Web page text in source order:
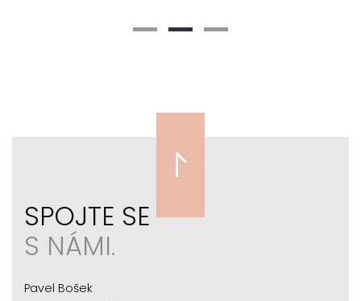
SPOJTE SE
S NÁMI.
Pavel Bošek